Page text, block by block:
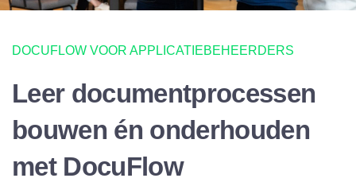
DOCUFLOW VOOR APPLICATIEBEHEERDERS
Leer documentprocessen
bouwen én onderhouden
met DocuFlow